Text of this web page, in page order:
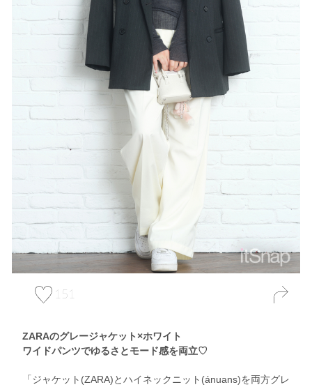
151
ZARAのグレージャケット×ホワイト
ワイドパンツでゆるさとモード感を両立♡
「ジャケット(ZARA)とハイネックニット(ánuans)を両方グレ